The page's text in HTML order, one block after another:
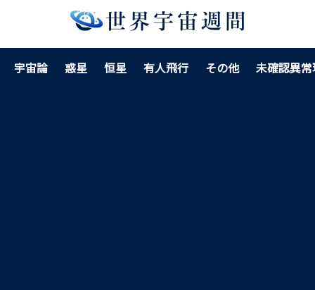
宇宙論 惑星 恒星 有人飛行 その他 未確認異